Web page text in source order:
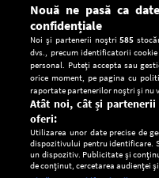
Descarcă gratuit
Nouă ne pasă ca
confidențiale
Noi și partenerii noștri585
dvs., precum identificatorii
personal. Puteți accepta sau
orice moment, pe pagina cu
raportate partenerilor noștri și nu
Atât noi, cât și
oferi:
Utilizarea unor date precise de
dispozitivului pentru identificare.
un dispozitiv. Publicitate și
de conținut, cercetarea audienței